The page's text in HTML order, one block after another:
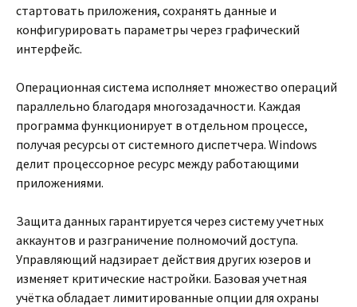
стартовать приложения, сохранять данные и
конфигурировать параметры через графический
интерфейс.
Операционная система исполняет множество операций
параллельно благодаря многозадачности. Каждая
программа функционирует в отдельном процессе,
получая ресурсы от системного диспетчера. Windows
делит процессорное ресурс между работающими
приложениями.
Защита данных гарантируется через систему учетных
аккаунтов и разграничение полномочий доступа.
Управляющий надзирает действия других юзеров и
изменяет критические настройки. Базовая учетная
учётка обладает лимитированные опции для охраны